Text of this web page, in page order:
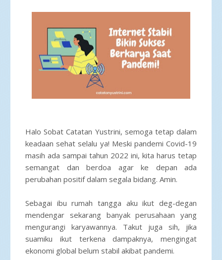
Halo Sobat Catatan Yustrini, semoga tetap dalam
keadaan sehat selalu ya! Meski pandemi Covid-19
masih ada sampai tahun 2022 ini, kita harus tetap
semangat dan berdoa agar ke depan ada
perubahan positif dalam segala bidang. Amin.
Sebagai ibu rumah tangga aku ikut deg-degan
mendengar sekarang banyak perusahaan yang
mengurangi karyawannya. Takut juga sih, jika
suamiku ikut terkena dampaknya, mengingat
ekonomi global belum stabil akibat pandemi.